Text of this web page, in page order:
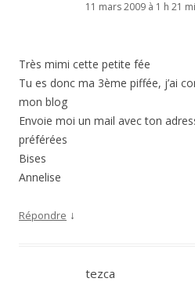
11 mars 2009 à 1 h 21
Très mimi cette petite fée
Tu es donc ma 3ème piffée, j’ai
mon blog
Envoie moi un mail avec ton
préférées
Bises
Annelise
Répondre ↓
tezca